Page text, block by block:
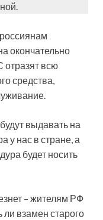
окончательно
всю
средства,
выдавать на
у нас в стране, а
будет носить
– жителям РФ
ли взамен старого